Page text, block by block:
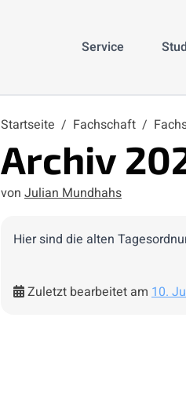
Service
Startseite / Fachschaft /
Archiv
von Julian Mundhahs
Hier sind die alten
Zuletzt bearbeitet am 10.